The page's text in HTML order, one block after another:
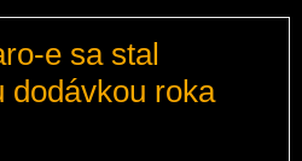
e sa stal
dodávkou roka